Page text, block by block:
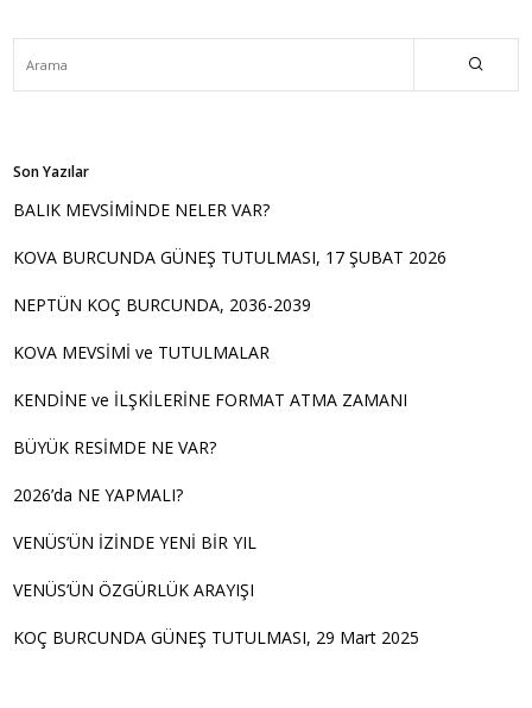
Son Yazılar
BALIK MEVSİMİNDE NELER VAR?
KOVA BURCUNDA GÜNEŞ TUTULMASI, 17 ŞUBAT 2026
NEPTÜN KOÇ BURCUNDA, 2036-2039
KOVA MEVSİMİ ve TUTULMALAR
KENDİNE ve İLŞKİLERİNE FORMAT ATMA ZAMANI
BÜYÜK RESİMDE NE VAR?
2026’da NE YAPMALI?
VENÜS’ÜN İZİNDE YENİ BİR YIL
VENÜS’ÜN ÖZGÜRLÜK ARAYIŞI
KOÇ BURCUNDA GÜNEŞ TUTULMASI, 29 Mart 2025